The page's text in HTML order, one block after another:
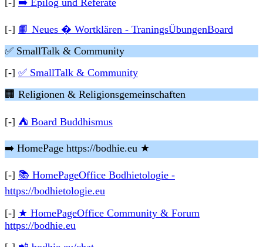
[-] ➡️ Epilog und Referate
[-] 📙 Neues � Wortklären - TraningsÜbungenBoard
✅ SmallTalk & Community
[-] ✅ SmallTalk & Community
🏢 Religionen & Religionsgemeinschaften
[-] ⛺ Board Buddhismus
➡️ HomePage https://bodhie.eu ★
[-] 📚 HomePageOffice Bodhietologie -
https://bodhietologie.eu
[-] ★ HomePageOffice Community & Forum
https://bodhie.eu